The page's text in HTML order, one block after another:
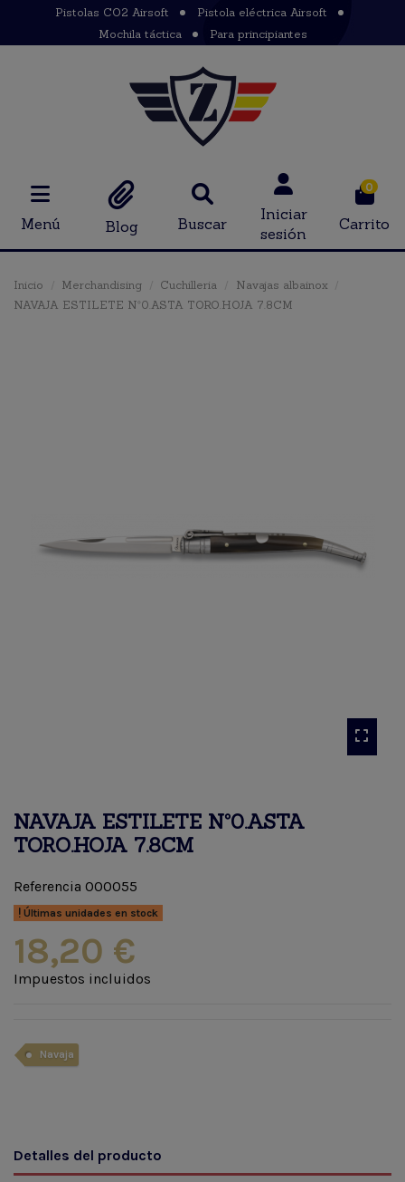
Pistolas CO2 Airsoft
Pistola eléctrica Airsoft
Mochila táctica
Para principiantes
Menú Blog Buscar
Iniciar
sesión
0
Carrito
Inicio Merchandising Cuchilleria
Navajas albainox
NAVAJA ESTILETE Nº0.ASTA TORO.HOJA 7.8CM
NAVAJA ESTILETE Nº0.ASTA
TORO.HOJA 7.8CM
Referencia 000055
Últimas unidades en stock
18,20 €
Impuestos incluidos
Navaja
Detalles del producto